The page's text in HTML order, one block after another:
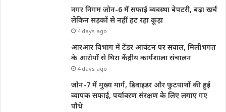
नगर निगम जोन-6 में सफाई व्यवस्था बेपटरी, बढ़ा खर्च
लेकिन सड़कों से नहीं हट रहा कूड़ा
4 days ago
आरआर विभाग में टेंडर आवंटन पर सवाल, मिलीभगत
के आरोपों से घिरा केंद्रीय कार्यशाला संचालन
4 days ago
जोन-7 में मुख्य मार्ग, डिवाइडर और फुटपाथों की हुई
व्यापक सफाई, पर्यावरण संरक्षण के लिए लगाए गए
पौधे